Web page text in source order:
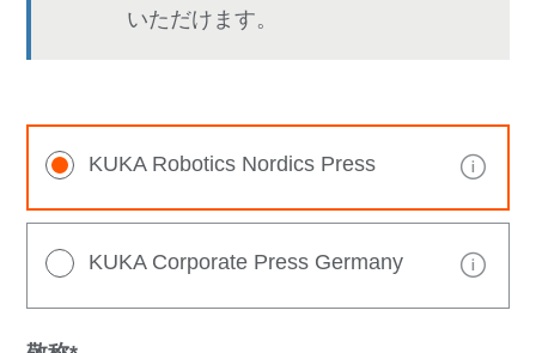
いただけます。
KUKA Robotics Nordics Press
KUKA Corporate Press Germany